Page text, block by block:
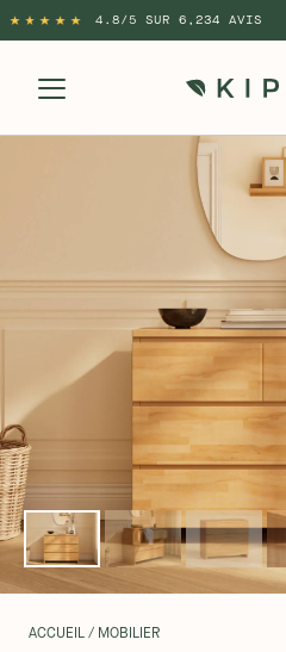
4.8/5 SUR 6,234 AVIS
ACCUEIL / MOBILIER